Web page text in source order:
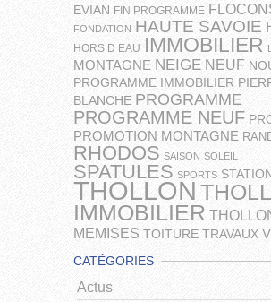
EVIAN FIN PROGRAMME
FONDATION HAUTE SAVOIE
HORS D EAU IMMOBILIER
MONTAGNE NEIGE NEUF
PROGRAMME IMMOBILIER
BLANCHE PROGRAMME
PROGRAMME NEUF
PROMOTION MONTAGNE
RHODOS SAISON SOLEIL
SPATULES SPORTS
THOLLON
IMMOBILIER
MEMISES TOITURE TRAVAUX
CATÉGORIES
Actus